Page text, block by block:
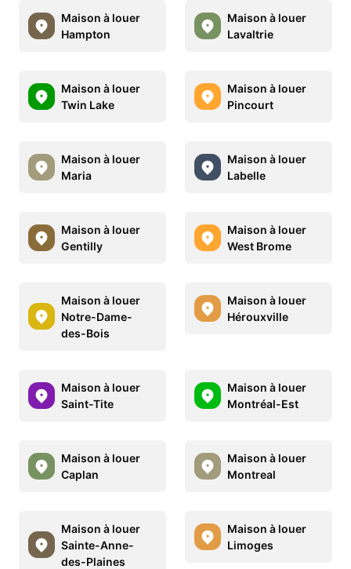
Maison à louer
Hampton
Maison à louer
Lavaltrie
Maison à louer
Twin Lake
Maison à louer
Pincourt
Maison à louer
Maria
Maison à louer
Labelle
Maison à louer
Gentilly
Maison à louer
West Brome
Maison à louer
Notre-Dame-
des-Bois
Maison à louer
Hérouxville
Maison à louer
Saint-Tite
Maison à louer
Montréal-Est
Maison à louer
Caplan
Maison à louer
Montreal
Maison à louer
Sainte-Anne-
des-Plaines
Maison à louer
Limoges